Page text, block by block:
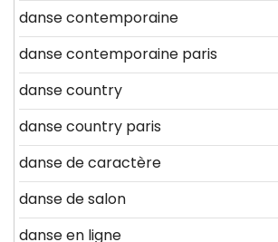
danse contemporaine
danse contemporaine paris
danse country
danse country paris
danse de caractère
danse de salon
danse en ligne